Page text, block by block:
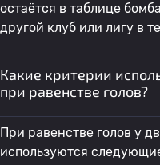
39 A. Да Сильвейра
40 Marcelo Chaparro
остаётся в таблице
другой клуб или лигу в
Какие критерии
при равенстве голов?
При равенстве голов у
используются